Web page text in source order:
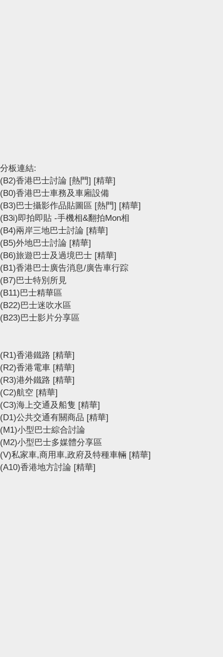
分板連結:
(B2)香港巴士討論 [熱門] [精華]
(B0)香港巴士車務及車廂設備
(B3)巴士攝影作品貼圖區 [熱門] [精華]
(B3i)即拍即貼 -手機相&翻拍Mon相
(B4)兩岸三地巴士討論 [精華]
(B5)外地巴士討論 [精華]
(B6)旅遊巴士及過境巴士 [精華]
(B1)香港巴士廣告消息/廣告車行踪
(B7)巴士特別所見
(B11)巴士精華區
(B22)巴士迷吹水區
(B23)巴士影片分享區
(R1)香港鐵路 [精華]
(R2)香港電車 [精華]
(R3)港外鐵路 [精華]
(C2)航空 [精華]
(C3)海上交通及船隻 [精華]
(D1)公共交通有關商品 [精華]
(M1)小型巴士綜合討論
(M2)小型巴士多媒體分享區
(V)私家車,商用車,政府及特種車輛 [精華]
(A10)香港地方討論 [精華]